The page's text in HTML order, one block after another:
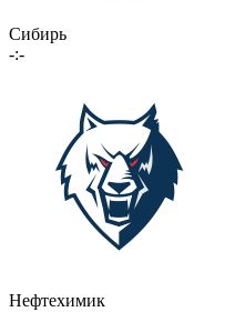
Сибирь
-:-
Нефтехимик